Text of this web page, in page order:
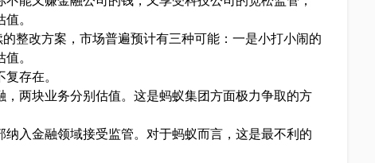
。
整改方案，市场普遍预计有三种可能：一是小打小闹的
。
存在。
两块业务分别估值。这是蚂蚁集团方面极力争取的方
入金融领域接受监管。对于蚂蚁而言，这是最不利的